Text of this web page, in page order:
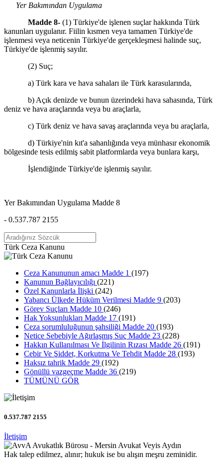
Yer Bakımından Uygulama
Madde 8- (1) Türkiye'de işlenen suçlar hakkında Türk
kanunları uygulanır. Fiilin kısmen veya tamamen Türkiye'de
işlenmesi veya neticenin Türkiye'de gerçekleşmesi halinde suç,
Türkiye'de işlenmiş sayılır.
(2) Suç;
a) Türk kara ve hava sahaları ile Türk karasularında,
b) Açık denizde ve bunun üzerindeki hava sahasında, Türk
deniz ve hava araçlarında veya bu araçlarla,
c) Türk deniz ve hava savaş araçlarında veya bu araçlarla,
d) Türkiye'nin kıt'a sahanlığında veya münhasır ekonomik
bölgesinde tesis edilmiş sabit platformlarda veya bunlara karşı,
İşlendiğinde Türkiye'de işlenmiş sayılır.
Yer Bakımından Uygulama Madde 8
- 0.537.787 2155
Türk Ceza Kanunu
Ceza Kanununun amacı Madde 1 (197)
Kanunun Bağlayıcılığı (221)
Özel Kanunlarla İlişki (242)
Yabancı Ülkede Hüküm Verilmesi Madde 9 (203)
Görev Suçları Madde 10 (246)
Hak Yoksunlukları Madde 17 (191)
Ceza sorumluluğunun şahsiliği Madde 20 (193)
Netice Sebebiyle Ağırlaşmış Suç Madde 23 (228)
Hakkın Kullanılması Ve İlgilinin Rızası Madde 26 (191)
Cebir Ve Şiddet, Korkutma Ve Tehdit Madde 28 (193)
Haksız tahrik Madde 29 (192)
Gönüllü vazgeçme Madde 36 (219)
TÜMÜNÜ GÖR
0.537.787 2155
İletişim
Hak talep edilmez, alınır; hukuk ise bu alışın meşru zeminidir.